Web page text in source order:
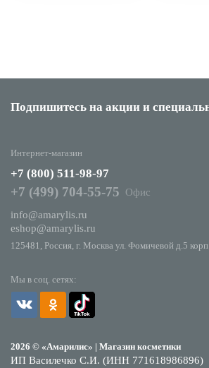
Подпишитесь на акции и
Мы в соц. сетях:
2026 © «Амарилис» | Магазин косметики
ИП Василечко С.И. (ИНН 771618986896)
Интернет-магазин
+7 (800) 511-98-97
+7 (499) 704-55-75
Офис
info@amarylis.ru
eshop@amarylis.ru
125481, Россия, г. Москва ул. Фомичевой д.5